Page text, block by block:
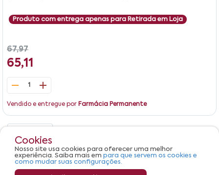
Produto com entrega apenas para Retirada em Loja
67,97
65,11
1
Vendido e entregue por Farmácia Permanente
Produto não apresenta descrição.
Cookies
Nosso site usa cookies para oferecer uma melhor
experiência. Saiba mais em para que servem os cookies e
como mudar suas configurações.